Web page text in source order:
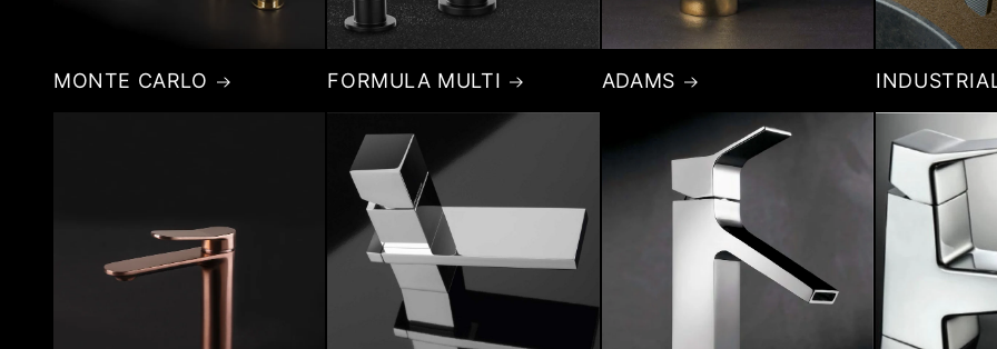
MONTE CARLO FORMULA MULTI ADAMS